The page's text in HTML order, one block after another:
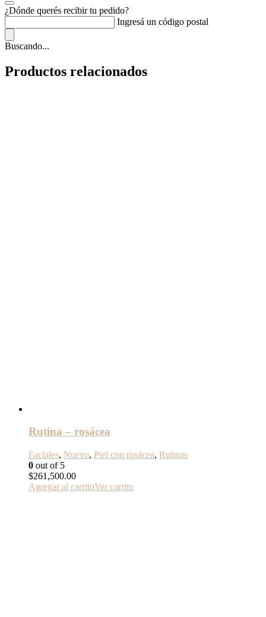
¿Dónde querés recibir tu pedido?
Ingresá un código postal
Buscando...
Productos relacionados
Rutina – rosácea
Faciales, Nuevo, Piel con rosácea, Rutinas
0 out of 5
$261,500.00
Agregar al carritoVer carrito